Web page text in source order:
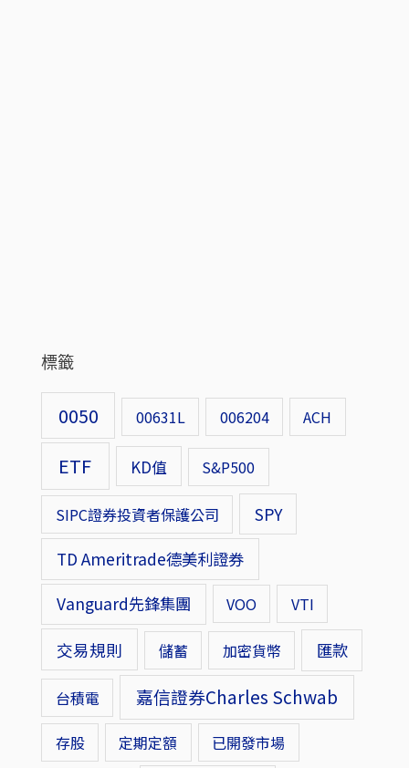
標籤
0050 00631L 006204 ACH
ETF KD值 S&P500
SIPC證券投資者保護公司
SPY
TD Ameritrade德美利證券
Vanguard先鋒集團
VOO VTI
交易規則 儲蓄 加密貨幣 匯款
台積電 嘉信證券Charles Schwab
存股 定期定額 已開發市場